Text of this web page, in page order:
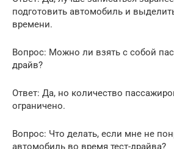
подготовить автомобиль и
времени.
Вопрос: Можно ли взять с собой
драйв?
Ответ: Да, но количество
ограничено.
Вопрос: Что делать, если мне не
автомобиль во время тест-драйва?